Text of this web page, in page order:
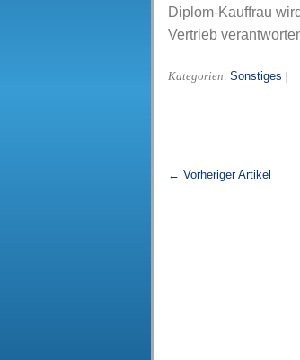
Diplom-Kauffrau
Vertrieb
Kategorien: Sonstiges
← Vorheriger Artikel